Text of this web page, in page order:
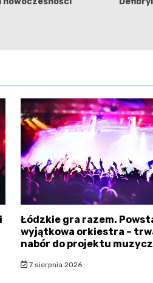
Łódzkie gra razem.
wyjątkowa orkiestra –
nabór do projektu
7 sierpnia 2026